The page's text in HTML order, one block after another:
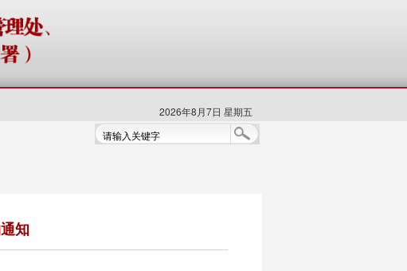
2026年8月7日 星期五
知